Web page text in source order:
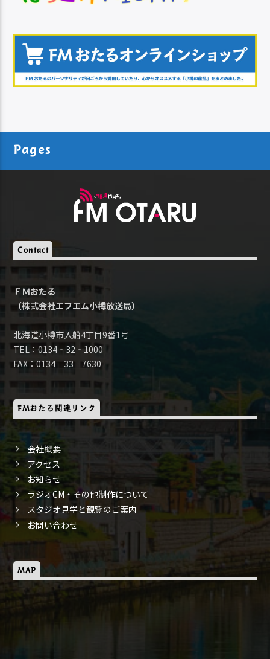
Pages
Contact
ＦＭおたる
（株式会社エフエム小樽放送局）
北海道小樽市入船4丁目9番1号
TEL：0134‐32‐1000
FAX：0134‐33‐7630
FMおたる関連リンク
会社概要
アクセス
お知らせ
ラジオCM・その他制作について
スタジオ見学と観覧のご案内
お問い合わせ
MAP